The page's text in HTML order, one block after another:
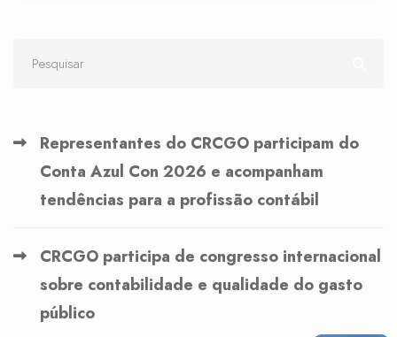
Representantes do CRCGO participam do
Conta Azul Con 2026 e acompanham
tendências para a profissão contábil
CRCGO participa de congresso internacional
sobre contabilidade e qualidade do gasto
público